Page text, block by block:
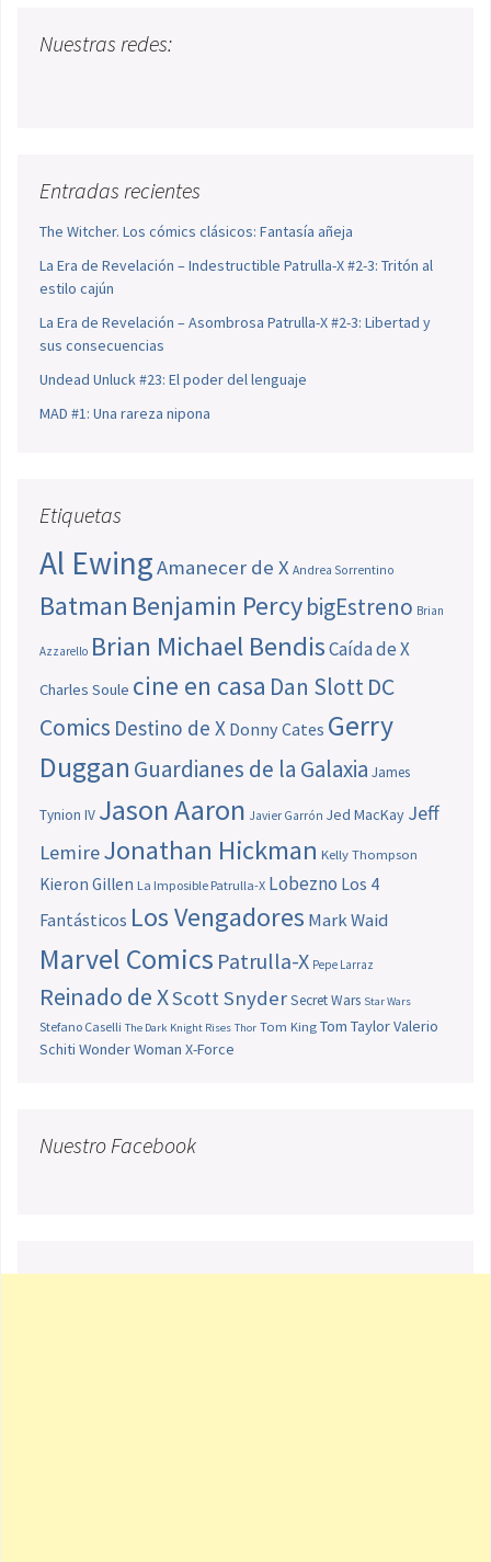
Nuestras redes:
Entradas recientes
The Witcher. Los cómics clásicos: Fantasía añeja
La Era de Revelación – Indestructible Patrulla-X #2-3: Tritón al
estilo cajún
La Era de Revelación – Asombrosa Patrulla-X #2-3: Libertad y
sus consecuencias
Undead Unluck #23: El poder del lenguaje
MAD #1: Una rareza nipona
Etiquetas
Al EwingAmanecer de X Andrea Sorrentino
Batman Benjamin PercybigEstreno Brian
Azzarello Brian Michael BendisCaída de X
Charles Soule cine en casa Dan SlottDC
Comics Destino de X Donny Cates Gerry
Duggan Guardianes de la Galaxia James
Tynion IV Jason Aaron Javier Garrón Jed MacKay Jeff
LemireJonathan Hickman Kelly Thompson
Kieron Gillen La Imposible Patrulla-X Lobezno Los 4
Fantásticos Los Vengadores Mark Waid
Marvel Comics Patrulla-X Pepe Larraz
Reinado de XScott SnyderSecret Wars Star Wars
Stefano Caselli The Dark Knight Rises Thor Tom King Tom TaylorValerio
Schiti Wonder Woman X-Force
Nuestro Facebook